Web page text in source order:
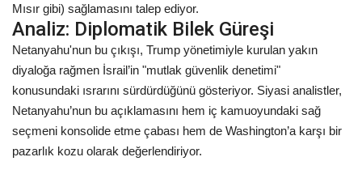
Mısır gibi) sağlamasını talep ediyor.
Analiz: Diplomatik Bilek Güreşi
Netanyahu'nun bu çıkışı, Trump yönetimiyle kurulan yakın
diyaloğa rağmen İsrail’in "mutlak güvenlik denetimi"
konusundaki ısrarını sürdürdüğünü gösteriyor. Siyasi analistler,
Netanyahu’nun bu açıklamasını hem iç kamuoyundaki sağ
seçmeni konsolide etme çabası hem de Washington’a karşı bir
pazarlık kozu olarak değerlendiriyor.